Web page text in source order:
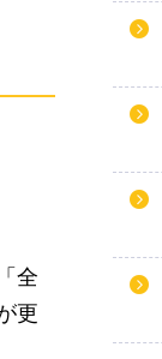
全
更